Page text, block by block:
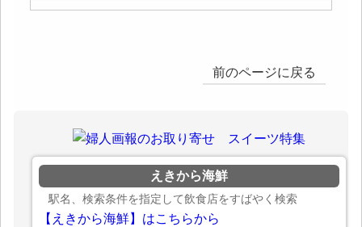
前のページに戻る
えきから海鮮
駅名、検索条件を指定して飲食店をすばやく検索
【えきから海鮮】はこちらから